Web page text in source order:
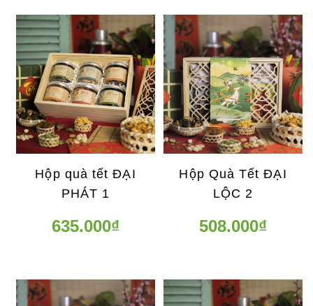
Hộp quà tết ĐẠI
PHÁT 1
635.000₫
Hộp Quà Tết ĐẠI
LỘC 2
508.000₫